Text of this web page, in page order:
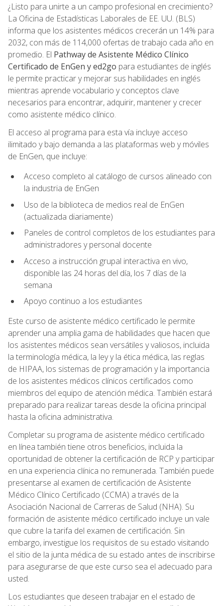
¿Listo para unirte a un campo profesional en crecimiento?
La Oficina de Estadísticas Laborales de EE. UU. (BLS)
informa que los asistentes médicos crecerán un 14% para
2032, con más de 114,000 ofertas de trabajo cada año en
promedio. El Pathway de Asistente Médico Clínico
Certificado de EnGen y ed2go para estudiantes de inglés
le permite practicar y mejorar sus habilidades en inglés
mientras aprende vocabulario y conceptos clave
necesarios para encontrar, adquirir, mantener y crecer
como asistente médico clínico.
El acceso al programa para esta vía incluye acceso
ilimitado y bajo demanda a las plataformas web y móviles
de EnGen, que incluye:
Acceso completo al catálogo de cursos alineado con
la industria de EnGen
Uso de la biblioteca de medios real de EnGen
(actualizada diariamente)
Paneles de control completos de los estudiantes para
administradores y personal docente
Acceso a instrucción grupal interactiva en vivo,
disponible las 24 horas del día, los 7 días de la
semana
Apoyo continuo a los estudiantes
Este curso de asistente médico certificado le permite
aprender una amplia gama de habilidades que hacen que
los asistentes médicos sean versátiles y valiosos, incluida
la terminología médica, la ley y la ética médica, las reglas
de HIPAA, los sistemas de programación y la importancia
de los asistentes médicos clínicos certificados como
miembros del equipo de atención médica. También estará
preparado para realizar tareas desde la oficina principal
hasta la oficina administrativa.
Completar su programa de asistente médico certificado
en línea también tiene otros beneficios, incluida la
oportunidad de obtener la certificación de RCP y participar
en una experiencia clínica no remunerada. También puede
presentarse al examen de certificación de Asistente
Médico Clínico Certificado (CCMA) a través de la
Asociación Nacional de Carreras de Salud (NHA). Su
formación de asistente médico certificado incluye un vale
que cubre la tarifa del examen de certificación. Sin
embargo, investigue los requisitos de su estado visitando
el sitio de la junta médica de su estado antes de inscribirse
para asegurarse de que este curso sea el adecuado para
usted.
Los estudiantes que deseen trabajar en el estado de